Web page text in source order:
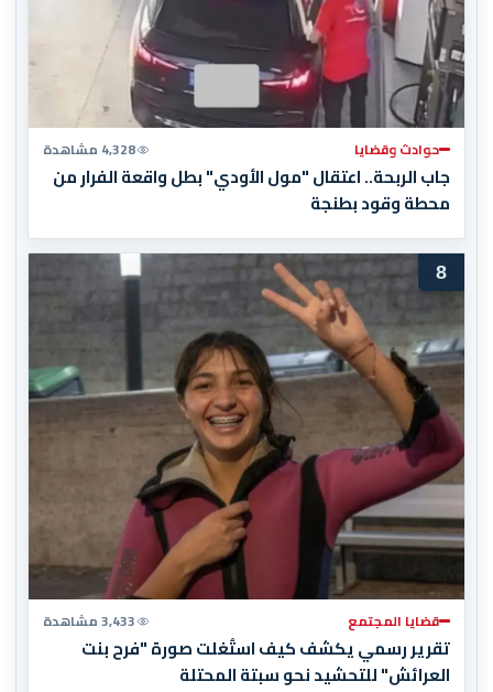
حوادث وقضايا 4,328 مشاهدة
جاب الربحة.. اعتقال "مول الأودي" بطل واقعة الفرار من
محطة وقود بطنجة
8
قضايا المجتمع 3,433 مشاهدة
تقرير رسمي يكشف كيف استُغلت صورة "فرح بنت
العرائش" للتحشيد نحو سبتة المحتلة